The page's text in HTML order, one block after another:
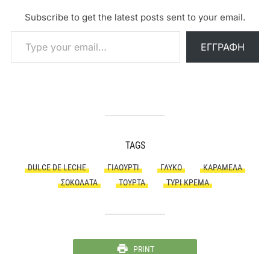
Subscribe to get the latest posts sent to your email.
Type your email…
ΕΓΓΡΑΦΉ
TAGS
DULCE DE LECHE ΓΙΑΟΎΡΤΙ ΓΛΥΚΌ
ΚΑΡΑΜΈΛΑ
ΣΟΚΟΛΆΤΑ
ΤΟΎΡΤΑ ΤΥΡΊ ΚΡΈΜΑ
PRINT